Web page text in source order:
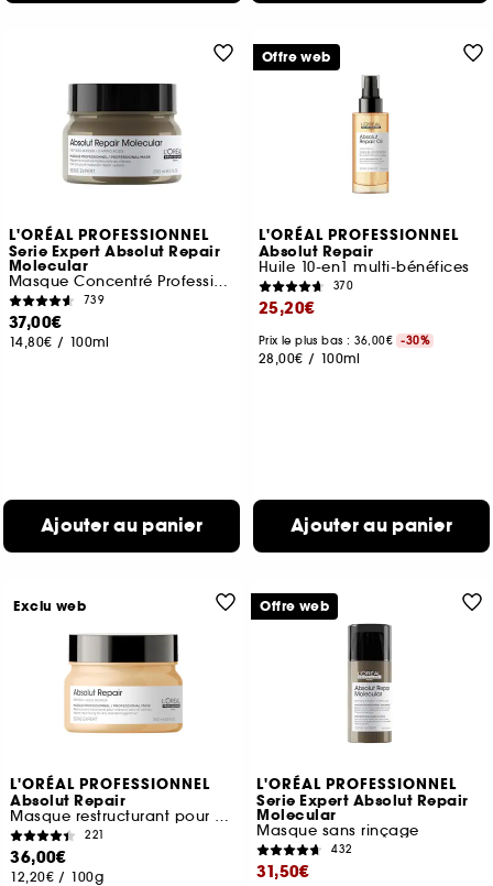
L'ORÉAL PROFESSIONNEL
Serie Expert Absolut Repair
Molecular
Masque Concentré Professionnel
739
37,00€
14,80€ / 100ml
Ajouter au panier
L'ORÉAL PROFESSIONNEL
Absolut Repair
Huile 10-en1 multi-bénéfices
370
25,20€
Prix le plus bas : 36,00€ -30%
28,00€ / 100ml
Ajouter au panier
Offre web
L'ORÉAL PROFESSIONNEL
Absolut Repair
Masque restructurant pour cheveux abîmés
221
36,00€
12,20€ / 100g
Exclu web
L'ORÉAL PROFESSIONNEL
Serie Expert Absolut Repair
Molecular
Masque sans rinçage
432
31,50€
Offre web